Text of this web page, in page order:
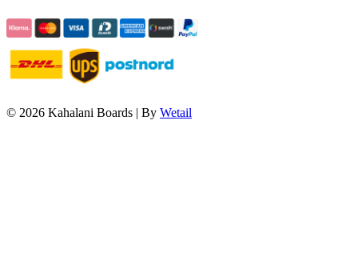
© 2026 Kahalani Boards | By Wetail